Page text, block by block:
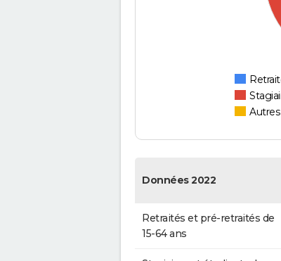
Données 2022
Retraités et pré-retraités de
15-64 ans